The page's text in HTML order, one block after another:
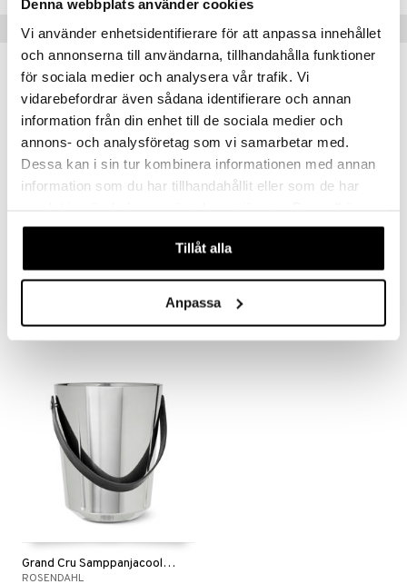
Denna webbplats använder cookies
Vi använder enhetsidentifierare för att anpassa innehållet
och annonserna till användarna, tillhandahålla funktioner
för sociala medier och analysera vår trafik. Vi
vidarebefordrar även sådana identifierare och annan
information från din enhet till de sociala medier och
annons- och analysföretag som vi samarbetar med.
Dessa kan i sin tur kombinera informationen med annan
information som du har tillhandahållit eller som de har
våra cookies vid fortsatt användande av vår webbplats.
Tillåt alla
Anpassa
Vinkkejä sinulle
EXXENT ROSENDAHL
38,60
Grand Cru Samppanjacooleri
ROSENDAHL